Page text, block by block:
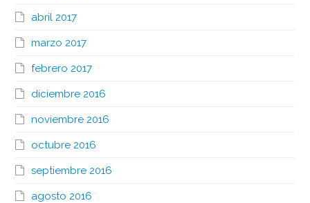
abril 2017
marzo 2017
febrero 2017
diciembre 2016
noviembre 2016
octubre 2016
septiembre 2016
agosto 2016